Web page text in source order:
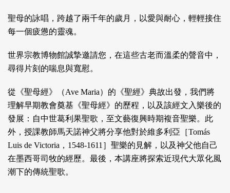
聖母的詠唱，跨越了兩千年的歲月，以愛與耐心，輕輕接住
每一個疲憊的靈魂。
世界宗教博物館誠摯邀請您，在這些古老而溫柔的聲音中，
尋得片刻的喘息與寬慰。
從《聖母經》（Ave Maria）的《聖經》典故出發，我們將
理解早期教會奠基《聖母經》的歷程，以及該經文入樂後的
發展：自中世葛利果聖歌，至文藝復興時期複音聖樂。此
外，授課教師馬天諾神父將分享他對於維多利亞［Tomás
Luis de Victoria，1548-1611］聖樂的見解，以及神父他自己
在墨西哥司牧的經歷。最後，本講座將探索近現代大眾化風
潮下的傳統聖歌。